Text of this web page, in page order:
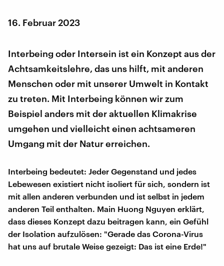
16. Februar 2023
Interbeing oder Intersein ist ein Konzept aus der
Achtsamkeitslehre, das uns hilft, mit anderen
Menschen oder mit unserer Umwelt in Kontakt
zu treten. Mit Interbeing können wir zum
Beispiel anders mit der aktuellen Klimakrise
umgehen und vielleicht einen achtsameren
Umgang mit der Natur erreichen.
Interbeing bedeutet: Jeder Gegenstand und jedes
Lebewesen existiert nicht isoliert für sich, sondern ist
mit allen anderen verbunden und ist selbst in jedem
anderen Teil enthalten. Main Huong Nguyen erklärt,
dass dieses Konzept dazu beitragen kann, ein Gefühl
der Isolation aufzulösen: "Gerade das Corona-Virus
hat uns auf brutale Weise gezeigt: Das ist eine Erde!"